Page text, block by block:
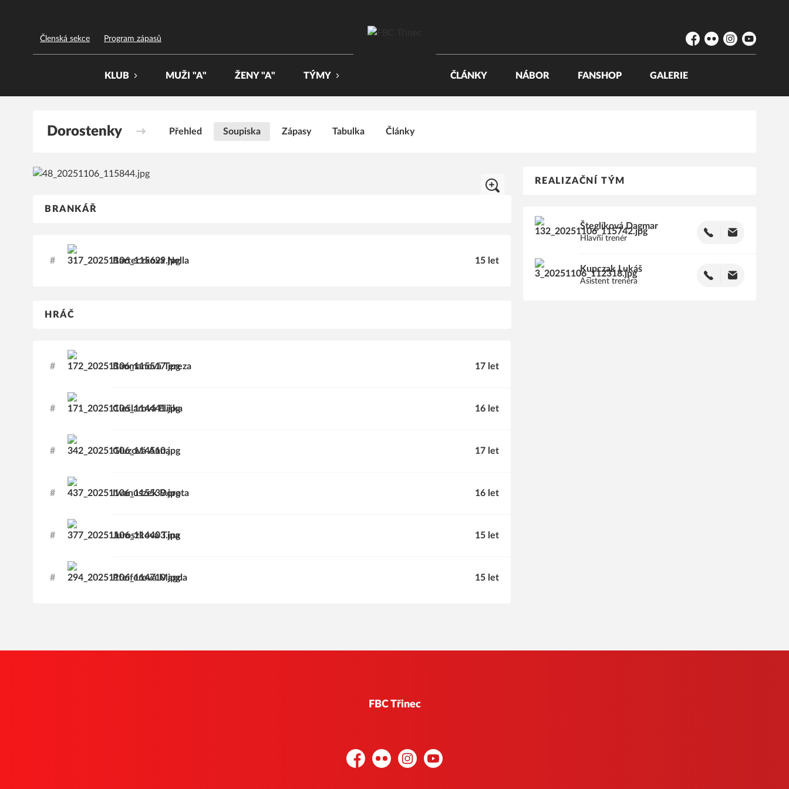
Členská sekce Program zápasů
Facebook
Flickr Instagram
YouTube
KLUB MUŽI "A" ŽENY "A" TÝMY ČLÁNKY NÁBOR FANSHOP GALERIE
Dorostenky Přehled Soupiska Zápasy Tabulka Články
REALIZAČNÍ TÝM
Dagmar
Šteglíková
Hlavní trenér
Lukáš
Kupczak
Asistent trenéra
BRANKÁŘ
# Nella
Barteczková 15 let
HRÁČ
# Tereza
Baumanová 17 let
# Eliška
Cieślarová 16 let
# Anna
Gluzová 17 let
# Dorota
Iwanuszek 16 let
# Tina
Juroszková 15 let
# Magda
Pfeiferová 15 let
FBC Třinec
FacebookFlickr InstagramYouTube